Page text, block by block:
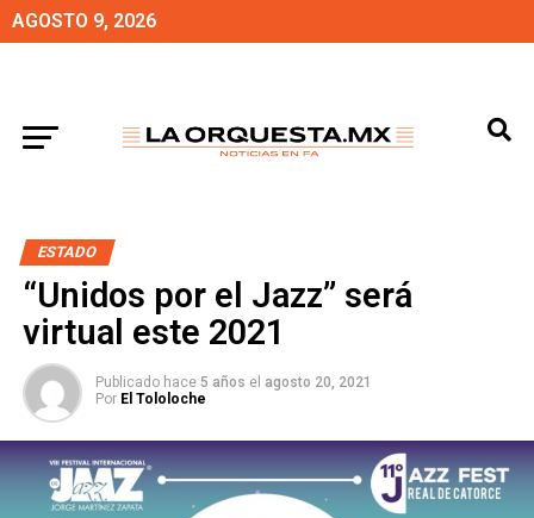
AGOSTO 9, 2026
ESTADO
“Unidos por el Jazz” será
virtual este 2021
Publicado hace 5 años el agosto 20, 2021
Por El Tololoche